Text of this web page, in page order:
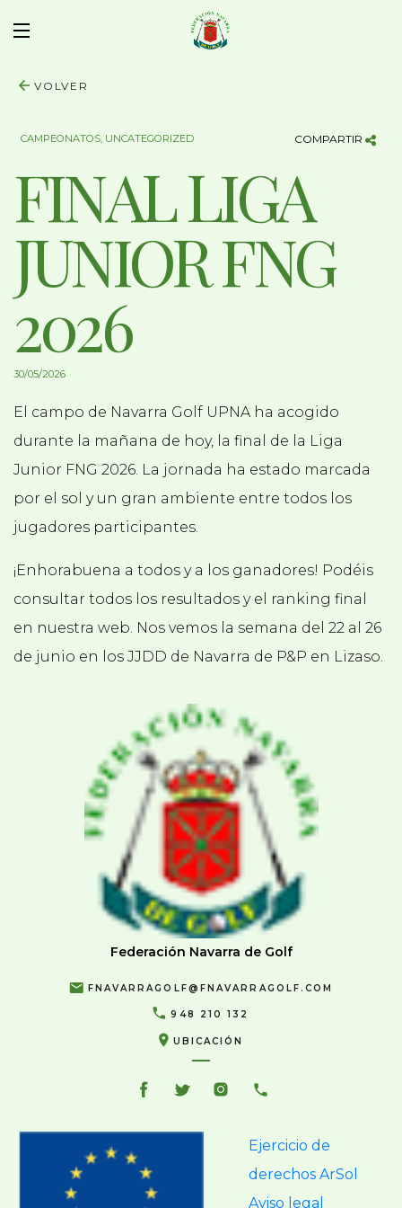
VOLVER
CAMPEONATOS UNCATEGORIZED COMPARTIR
FINAL LIGA
JUNIOR FNG
2026
30/05/2026
El campo de Navarra Golf UPNA ha acogido
durante la mañana de hoy, la final de la Liga
Junior FNG 2026. La jornada ha estado marcada
por el sol y un gran ambiente entre todos los
jugadores participantes.
¡Enhorabuena a todos y a los ganadores! Podéis
consultar todos los resultados y el ranking final
en nuestra web. Nos vemos la semana del 22 al 26
de junio en los JJDD de Navarra de P&P en Lizaso.
Federación Navarra de Golf
FNAVARRAGOLF@FNAVARRAGOLF.COM
948 210 132
UBICACIÓN
Ejercicio de
derechos ArSol
Aviso legal